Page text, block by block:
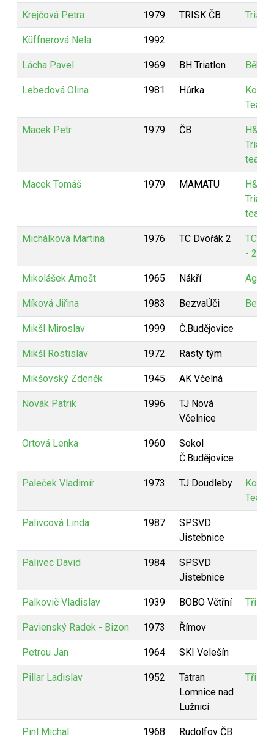
Krejčová Petra 1979 TRISK ČB Trisk
Küffnerová Nela 1992
Lácha Pavel 1969 BH Triatlon Běhny
Lebedová Olina 1981 Hůrka
Team
Macek Petr 1979 ČB
H&B
team
Macek Tomáš 1979 MAMATU
H&B
team
Michálková Martina 1976 TC Dvořák 2
TC
- 2
Mikolášek Arnošt 1965 Nákří
Míková Jiřina 1983 BezvaÚči
Mikšl Miroslav 1999 Č.Budějovice
Mikšl Rostislav 1972 Rasty tým
Mikšovský Zdeněk 1945 AK Včelná
Novák Patrik 1996
TJ Nová
Včelnice
Ortová Lenka 1960
Sokol
Č.Budějovice
Paleček Vladimír 1973 TJ Doudleby
Team
Palivcová Linda 1987
SPSVD
Jistebnice
Palivec David 1984
SPSVD
Jistebnice
Palkovič Vladislav 1939 BOBO Větřní Tři
Pavienský Radek - Bizon 1973 Římov
Petrou Jan 1964 SKI Velešín
Pillar Ladislav 1952
Tatran
Lomnice nad
Lužnicí
Tři
Pinl Michal 1968 Rudolfov ČB